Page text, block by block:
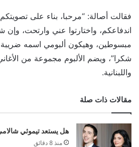
فقالت أصالة: “مرحبا، بناء على
اندفاعكم، واختارتوا عني وارتحت، وإن
مبسوطين، وهيكون ألبومي اسمه ضريبة
شكرا”، ويضم الألبوم مجموعة من
واللبنانية.
مقالات ذات صلة
هل يستعد تيموثي
منذ 8 دقائق